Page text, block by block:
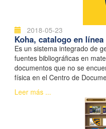
2018-05-23
Koha, catalogo en línea
Es un sistema integrado de
fuentes bibliográficas en
documentos que no se
física en el Centro de
Leer más ...